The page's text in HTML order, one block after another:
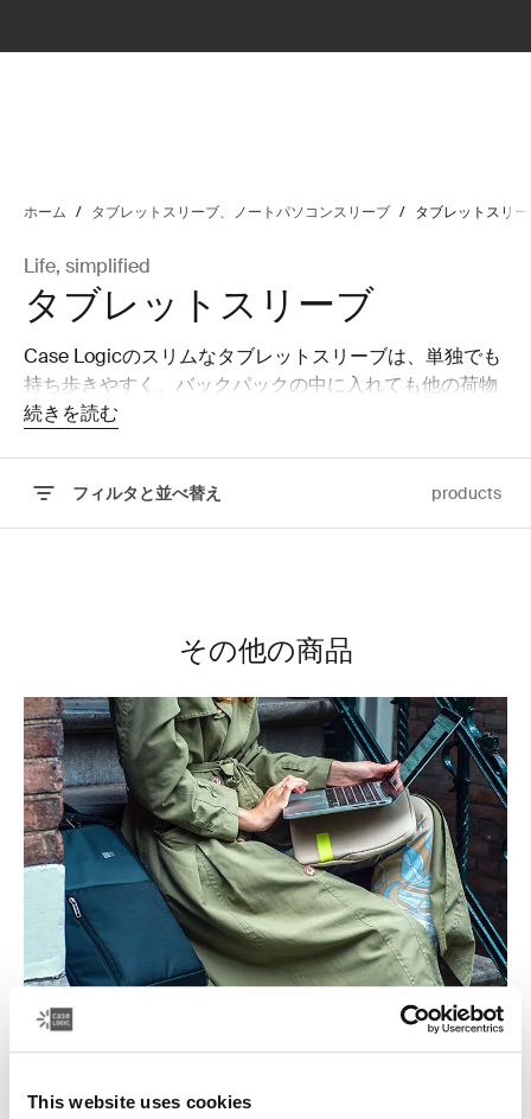
This website uses cookies
ホーム / タブレットスリーブ、ノートパソコンスリーブ / タブレットスリ
Life, simplified
タブレットスリーブ
Case Logicのスリムなタブレットスリーブは、単独でも
持ち歩きやすく、バックパックの中に入れても他の荷物
と上手に付き合えるデザインです。
続きを読む
フィルタと並べ替え products
その他の商品
ノートパソコンバッグ
作業環境のすべてをすっきり整理して持ち運べる、スリ